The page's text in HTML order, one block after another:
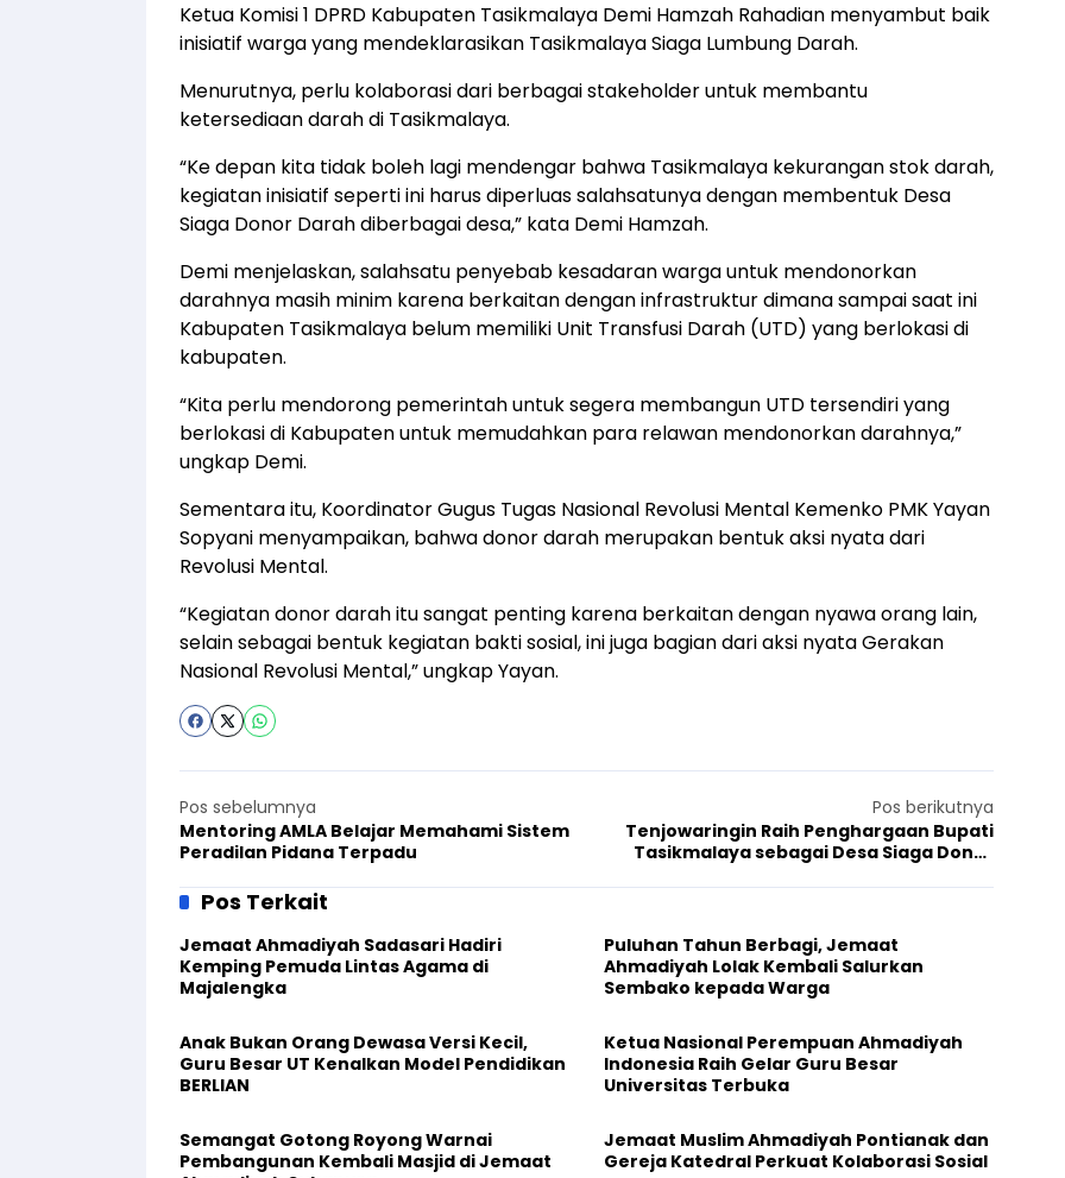
Ketua Komisi 1 DPRD Kabupaten Tasikmalaya Demi Hamzah Rahadian menyambut baik
inisiatif warga yang mendeklarasikan Tasikmalaya Siaga Lumbung Darah.
Menurutnya, perlu kolaborasi dari berbagai stakeholder untuk membantu
ketersediaan darah di Tasikmalaya.
“Ke depan kita tidak boleh lagi mendengar bahwa Tasikmalaya kekurangan stok darah,
kegiatan inisiatif seperti ini harus diperluas salahsatunya dengan membentuk Desa
Siaga Donor Darah diberbagai desa,” kata Demi Hamzah.
Demi menjelaskan, salahsatu penyebab kesadaran warga untuk mendonorkan
darahnya masih minim karena berkaitan dengan infrastruktur dimana sampai saat ini
Kabupaten Tasikmalaya belum memiliki Unit Transfusi Darah (UTD) yang berlokasi di
kabupaten.
“Kita perlu mendorong pemerintah untuk segera membangun UTD tersendiri yang
berlokasi di Kabupaten untuk memudahkan para relawan mendonorkan darahnya,”
ungkap Demi.
Sementara itu, Koordinator Gugus Tugas Nasional Revolusi Mental Kemenko PMK Yayan
Sopyani menyampaikan, bahwa donor darah merupakan bentuk aksi nyata dari
Revolusi Mental.
“Kegiatan donor darah itu sangat penting karena berkaitan dengan nyawa orang lain,
selain sebagai bentuk kegiatan bakti sosial, ini juga bagian dari aksi nyata Gerakan
Nasional Revolusi Mental,” ungkap Yayan.
Pos sebelumnya
Mentoring AMLA Belajar Memahami Sistem
Peradilan Pidana Terpadu
Pos berikutnya
Tenjowaringin Raih Penghargaan Bupati
Tasikmalaya sebagai Desa Siaga Donor
Pos Terkait
Jemaat Ahmadiyah Sadasari Hadiri
Kemping Pemuda Lintas Agama di
Majalengka
Puluhan Tahun Berbagi, Jemaat
Ahmadiyah Lolak Kembali Salurkan
Sembako kepada Warga
Anak Bukan Orang Dewasa Versi Kecil,
Guru Besar UT Kenalkan Model Pendidikan
BERLIAN
Ketua Nasional Perempuan Ahmadiyah
Indonesia Raih Gelar Guru Besar
Universitas Terbuka
Semangat Gotong Royong Warnai
Pembangunan Kembali Masjid di Jemaat
Jemaat Muslim Ahmadiyah Pontianak dan
Gereja Katedral Perkuat Kolaborasi Sosial